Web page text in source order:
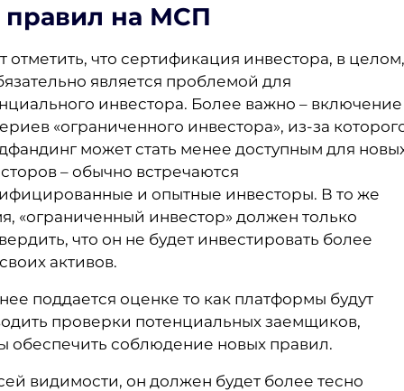
на МСП
отметить, что сертификация инвестора, в целом,
является проблемой для
инвестора. Более важно – включение
«ограниченного инвестора», из-за
может стать менее доступным для
– обычно встречаются
и опытные инвесторы. В то же
«ограниченный инвестор» должен только
что он не будет инвестировать более
активов.
поддается оценке то как платформы будут
проверки потенциальных заемщиков,
обеспечить соблюдение новых правил.
видимости, он должен будет более тесно